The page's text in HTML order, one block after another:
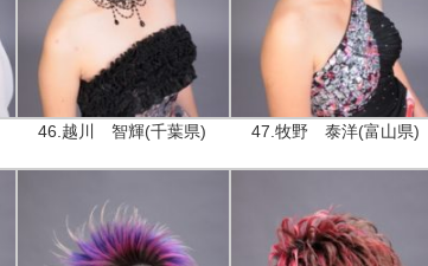
46.越川 智輝(千葉県) 47.牧野 泰洋(富山県)